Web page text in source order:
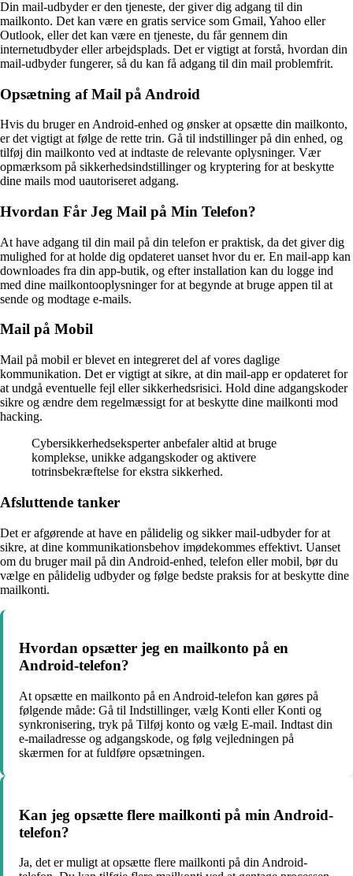
Din mail-udbyder er den tjeneste, der giver dig adgang til din
mailkonto. Det kan være en gratis service som Gmail, Yahoo eller
Outlook, eller det kan være en tjeneste, du får gennem din
internetudbyder eller arbejdsplads. Det er vigtigt at forstå, hvordan din
mail-udbyder fungerer, så du kan få adgang til din mail problemfrit.
Opsætning af Mail på Android
Hvis du bruger en Android-enhed og ønsker at opsætte din mailkonto,
er det vigtigt at følge de rette trin. Gå til indstillinger på din enhed, og
tilføj din mailkonto ved at indtaste de relevante oplysninger. Vær
opmærksom på sikkerhedsindstillinger og kryptering for at beskytte
dine mails mod uautoriseret adgang.
Hvordan Får Jeg Mail på Min Telefon?
At have adgang til din mail på din telefon er praktisk, da det giver dig
mulighed for at holde dig opdateret uanset hvor du er. En mail-app kan
downloades fra din app-butik, og efter installation kan du logge ind
med dine mailkontooplysninger for at begynde at bruge appen til at
sende og modtage e-mails.
Mail på Mobil
Mail på mobil er blevet en integreret del af vores daglige
kommunikation. Det er vigtigt at sikre, at din mail-app er opdateret for
at undgå eventuelle fejl eller sikkerhedsrisici. Hold dine adgangskoder
sikre og ændre dem regelmæssigt for at beskytte dine mailkonti mod
hacking.
Cybersikkerhedseksperter anbefaler altid at bruge
komplekse, unikke adgangskoder og aktivere
totrinsbekræftelse for ekstra sikkerhed.
Afsluttende tanker
Det er afgørende at have en pålidelig og sikker mail-udbyder for at
sikre, at dine kommunikationsbehov imødekommes effektivt. Uanset
om du bruger mail på din Android-enhed, telefon eller mobil, bør du
vælge en pålidelig udbyder og følge bedste praksis for at beskytte dine
mailkonti.
Hvordan opsætter jeg en mailkonto på en
Android-telefon?
At opsætte en mailkonto på en Android-telefon kan gøres på
følgende måde: Gå til Indstillinger, vælg Konti eller Konti og
synkronisering, tryk på Tilføj konto og vælg E-mail. Indtast din
e-mailadresse og adgangskode, og følg vejledningen på
skærmen for at fuldføre opsætningen.
Kan jeg opsætte flere mailkonti på min Android-
telefon?
Ja, det er muligt at opsætte flere mailkonti på din Android-